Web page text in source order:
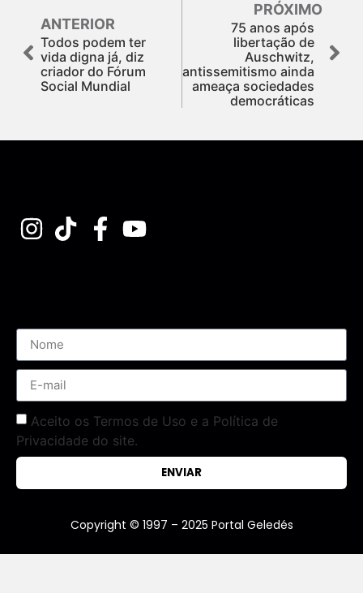
ANTERIOR
Todos podem ter
vida digna já, diz
criador do Fórum
Social Mundial
PRÓXIMO
75 anos após
libertação de
Auschwitz,
antissemitismo ainda
ameaça sociedades
democráticas
Aceito os Termos de Uso e a Política de
Privacidade do site.
ENVIAR
Copyright © 1997 – 2025 Portal Geledés